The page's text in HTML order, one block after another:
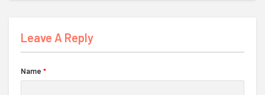
Leave A Reply
Name *